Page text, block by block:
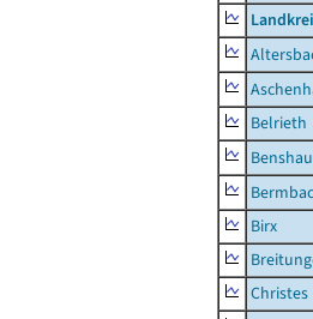
Belrieth
Birx
Christes